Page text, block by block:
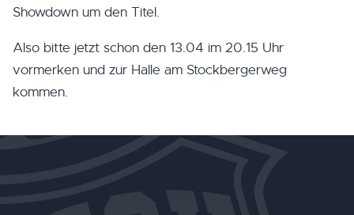
Showdown um den Titel.
Also bitte jetzt schon den 13.04 im 20.15 Uhr
vormerken und zur Halle am Stockbergerweg
kommen.